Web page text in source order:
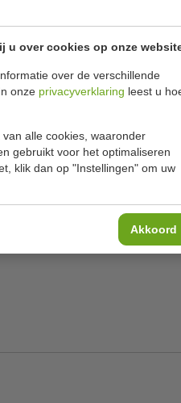
u over cookies op onze
over de verschillende
onze privacyverklaring leest u
alle cookies, waaronder
gebruikt voor het optimaliseren
klik dan op "Instellingen" om uw
Akkoord
Specificaties
Materiaal
Branders